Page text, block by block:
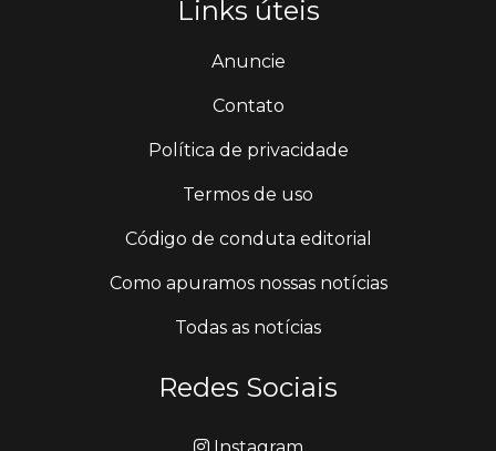
Links úteis
Anuncie
Contato
Política de privacidade
Termos de uso
Código de conduta editorial
Como apuramos nossas notícias
Todas as notícias
Redes Sociais